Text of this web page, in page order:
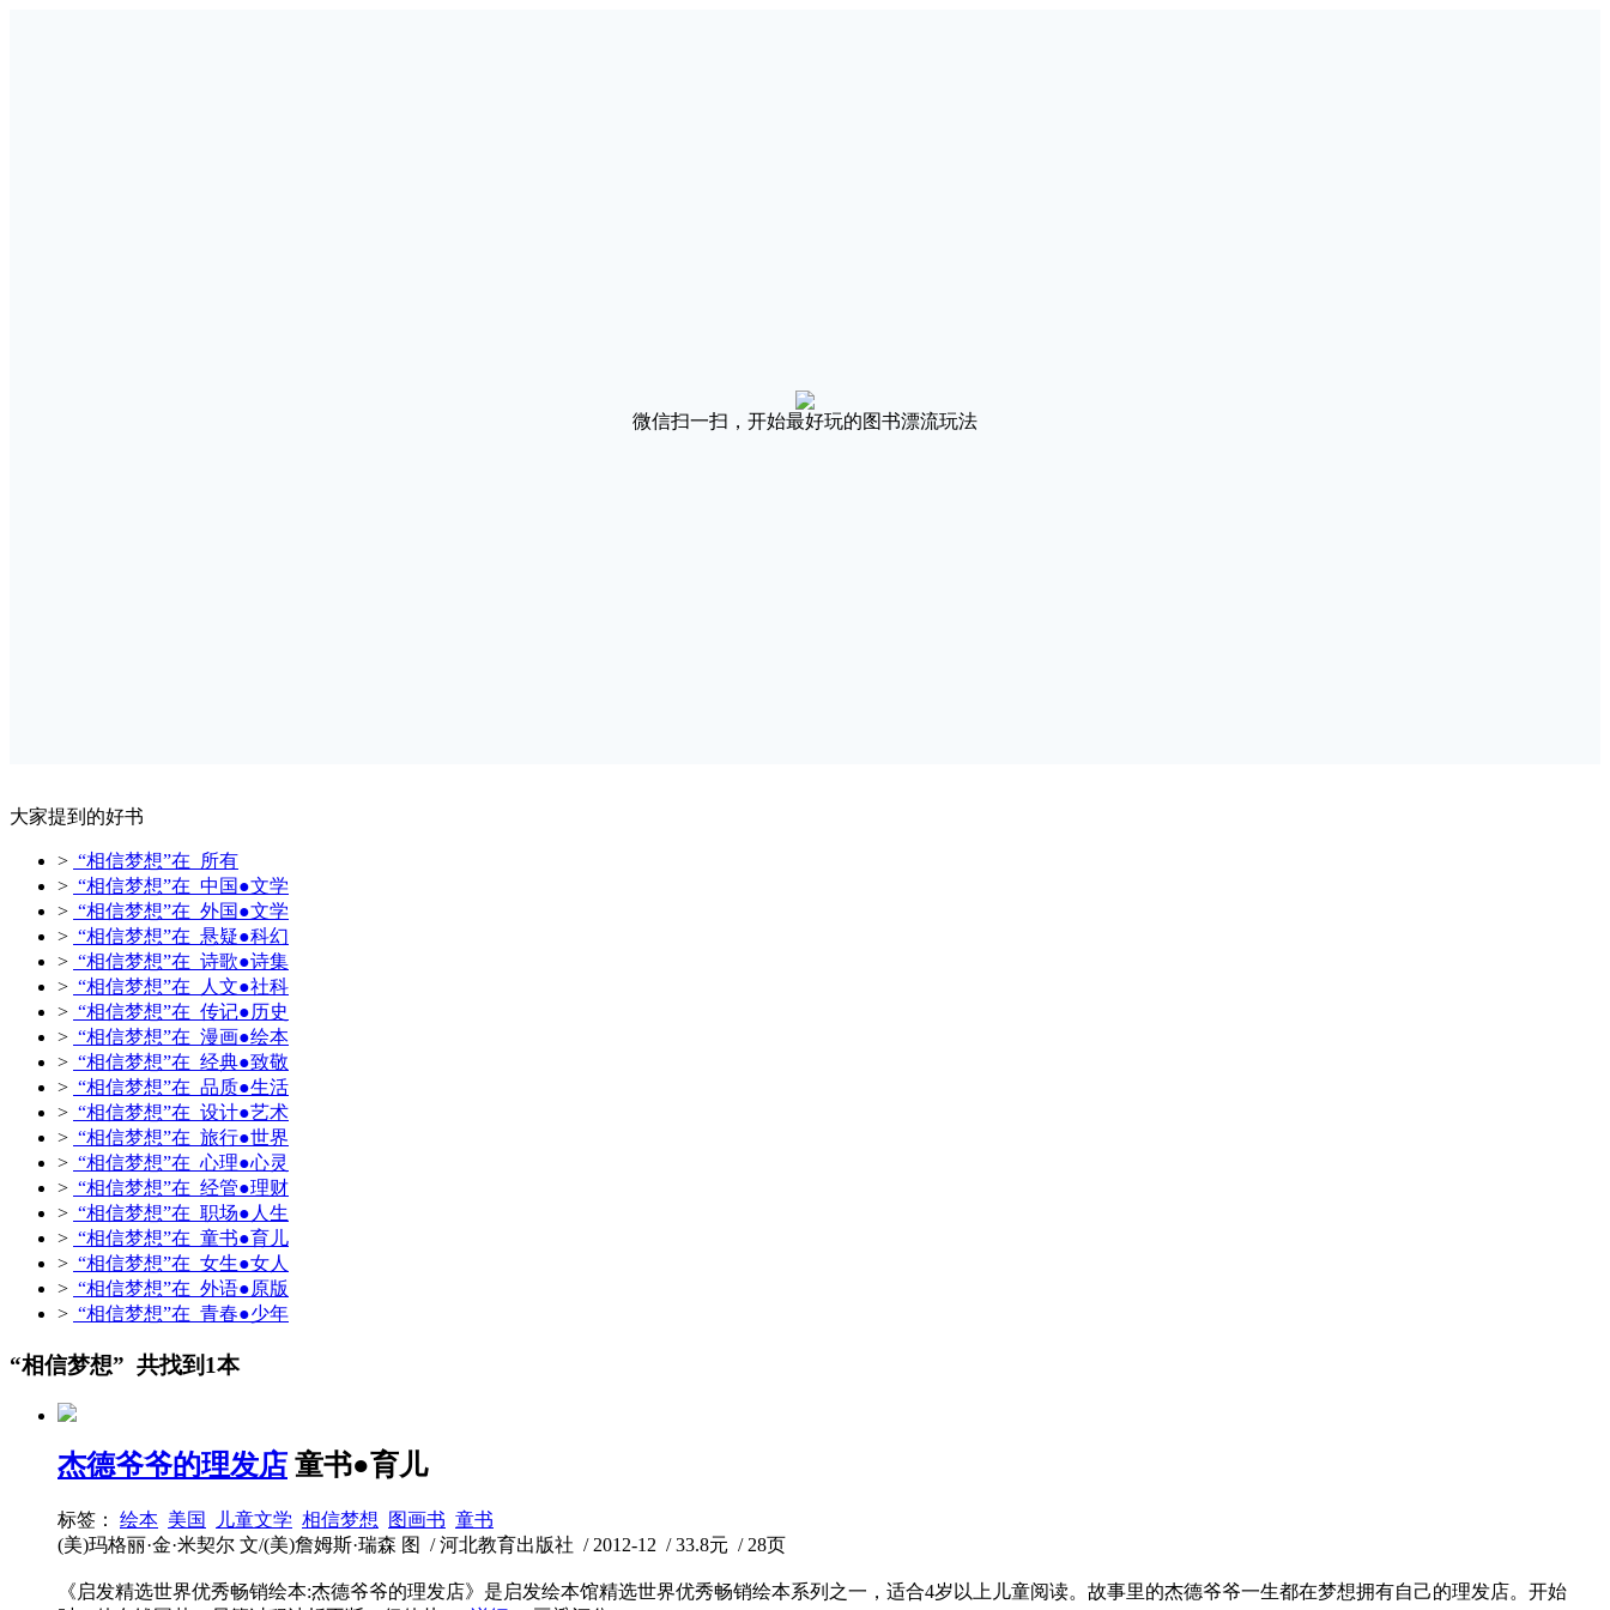
微信扫一扫，开始最好玩的图书漂流玩法
大家提到的好书
> “相信梦想”在 所有
> “相信梦想”在 中国●文学
> “相信梦想”在 外国●文学
> “相信梦想”在 悬疑●科幻
> “相信梦想”在 诗歌●诗集
> “相信梦想”在 人文●社科
> “相信梦想”在 传记●历史
> “相信梦想”在 漫画●绘本
> “相信梦想”在 经典●致敬
> “相信梦想”在 品质●生活
> “相信梦想”在 设计●艺术
> “相信梦想”在 旅行●世界
> “相信梦想”在 心理●心灵
> “相信梦想”在 经管●理财
> “相信梦想”在 职场●人生
> “相信梦想”在 童书●育儿
> “相信梦想”在 女生●女人
> “相信梦想”在 外语●原版
> “相信梦想”在 青春●少年
“相信梦想” 共找到1本
杰德爷爷的理发店 童书●育儿
标签： 绘本 美国 儿童文学 相信梦想 图画书 童书
(美)玛格丽·金·米契尔 文/(美)詹姆斯·瑞森 图 / 河北教育出版社 / 2012-12 / 33.8元 / 28页
《启发精选世界优秀畅销绘本:杰德爷爷的理发店》是启发绘本馆精选世界优秀畅销绘本系列之一，适合4岁以上儿童阅读。故事里的杰德爷爷一生都在梦想拥有自己的理发店。开始